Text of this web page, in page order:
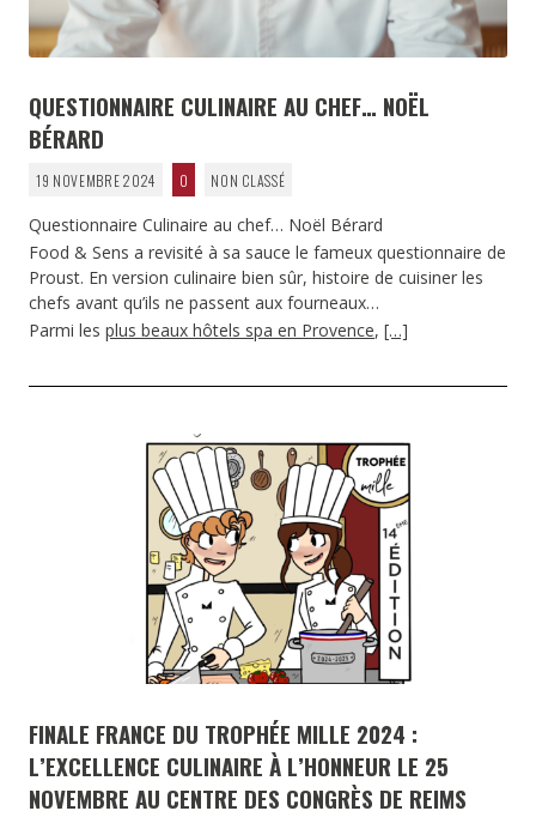
QUESTIONNAIRE CULINAIRE AU CHEF… NOËL
BÉRARD
19 NOVEMBRE 2024 0 NON CLASSÉ
Questionnaire Culinaire au chef… Noël Bérard
Food & Sens a revisité à sa sauce le fameux questionnaire de
Proust. En version culinaire bien sûr, histoire de cuisiner les
chefs avant qu’ils ne passent aux fourneaux…
Parmi les plus beaux hôtels spa en Provence, […]
FINALE FRANCE DU TROPHÉE MILLE 2024 :
L’EXCELLENCE CULINAIRE À L’HONNEUR LE 25
NOVEMBRE AU CENTRE DES CONGRÈS DE REIMS